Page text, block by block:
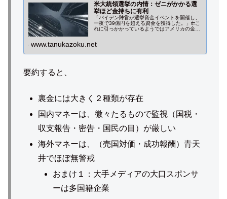
米大統領選挙の内情：ゼニがかかる選
挙ほど金持ちに有利
「バイデン陣営が選挙資金イベントを開催し、
一夜で39億円を超える資金を獲得した。」⇇こ
れに引っかかっているようではアメリカの金融
います。
www.tanukazoku.net
要約すると、
裏金には大きく２種類が存在
国内マネーは、微々たるもので監視（国税・
収支報告・密告・国民の目）が厳しい
海外マネーは、（売国対価・成功報酬）青天
井でほぼ無警戒
おまけ１：大手メディアの大口スポンサ
ーは多国籍企業